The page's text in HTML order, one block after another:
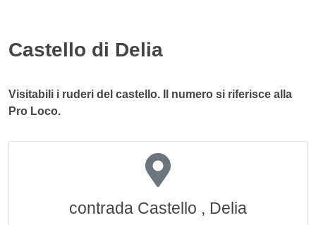
Castello di Delia
Visitabili i ruderi del castello. Il numero si riferisce alla
Pro Loco.
contrada Castello , Delia